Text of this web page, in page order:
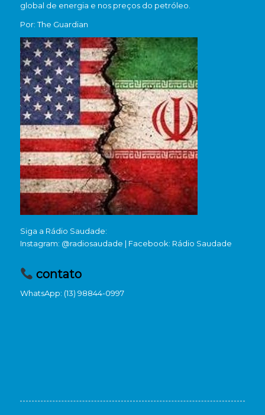
global de energia e nos preços do petróleo.
Por: The Guardian
Siga a Rádio Saudade:
Instagram: @radiosaudade | Facebook: Rádio Saudade
contato
WhatsApp: (13) 98844-0997